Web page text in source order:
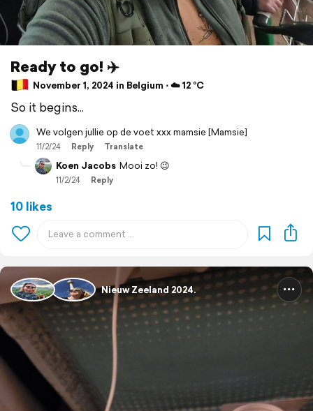
Ready to go! ✈️
November 1, 2024 in Belgium ⋅ ☁️ 12 °C
So it begins...
We volgen jullie op de voet xxx mamsie [Mamsie]
11/2/24 Reply Translate
Koen Jacobs Mooi zo! 😉
11/2/24 Reply
10 likes
Nieuw Zeeland 2024.